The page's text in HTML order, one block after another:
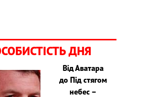
ДНЯ
Від Аватара
до Під стягом
небес –